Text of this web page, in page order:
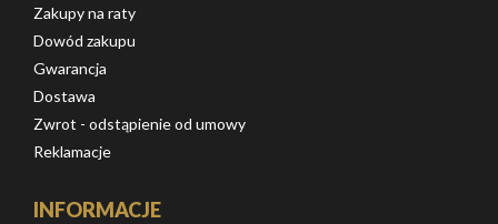
Zakupy na raty
Dowód zakupu
Gwarancja
Dostawa
Zwrot - odstąpienie od umowy
Reklamacje
INFORMACJE